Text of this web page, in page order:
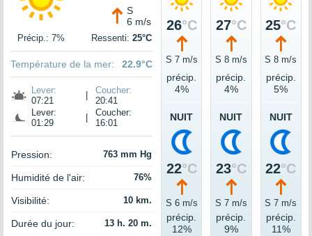
S
6 m/s
Précip.: 7% Ressenti: 25°C
Température de la mer: 22.9°C
Lever:
07:21
Coucher:
20:41
Lever:
01:29
Coucher:
16:01
Pression: 763 mm Hg
Humidité de l'air: 76%
Visibilité: 10 km.
Durée du jour: 13 h. 20 m.
26°C
S 7 m/s
précip.
4%
NUIT
22°C
S 6 m/s
précip.
12%
27°C
S 8 m/s
précip.
4%
NUIT
23°C
S 7 m/s
précip.
9%
25°C
S 8 m/s
précip.
5%
NUIT
22°C
S 7 m/s
précip.
11%